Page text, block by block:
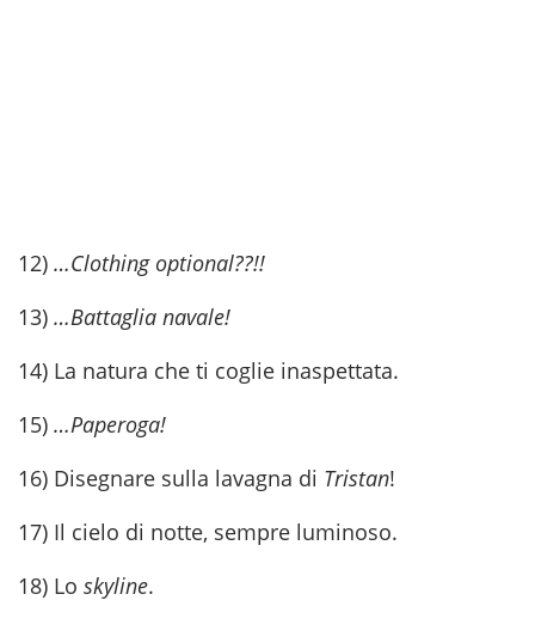
12) …Clothing optional??!!
13) …Battaglia navale!
14) La natura che ti coglie inaspettata.
15) …Paperoga!
16) Disegnare sulla lavagna di Tristan!
17) Il cielo di notte, sempre luminoso.
18) Lo skyline.